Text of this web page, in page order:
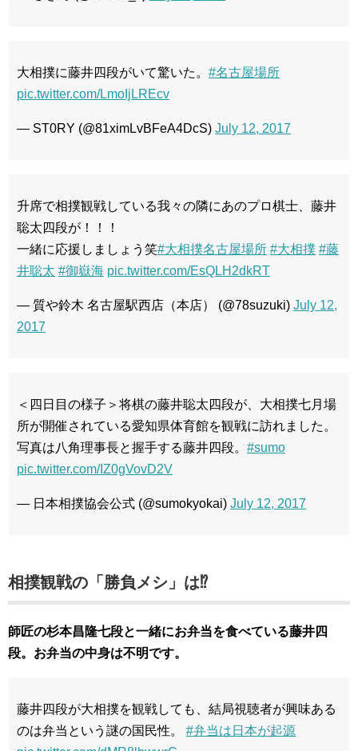
大相撲に藤井四段がいて驚いた。 #名古屋場所
pic.twitter.com/LmoIjLREcv
— ST0RY (@81ximLvBFeA4DcS) July 12, 2017
升席で相撲観戦している我々の隣にあのプロ棋士、藤井
聡太四段が！！！
一緒に応援しましょう笑#大相撲名古屋場所 #大相撲 #藤
井聡太 #御嶽海 pic.twitter.com/EsQLH2dkRT
— 質や鈴木 名古屋駅西店（本店） (@78suzuki) July 12,
2017
＜四日目の様子＞将棋の藤井聡太四段が、大相撲七月場
所が開催されている愛知県体育館を観戦に訪れました。
写真は八角理事長と握手する藤井四段。 #sumo
pic.twitter.com/IZ0gVovD2V
— 日本相撲協会公式 (@sumokyokai) July 12, 2017
相撲観戦の「勝負メシ」は⁉︎
師匠の杉本昌隆七段と一緒にお弁当を食べている藤井四
段。お弁当の中身は不明です。
藤井四段が大相撲を観戦しても、結局視聴者が興味ある
のは弁当という謎の国民性。 #弁当は日本が起源